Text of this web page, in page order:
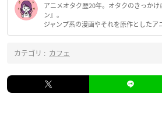
アニメオタク歴20年。オタクのきっか
ン』。
ジャンプ系の漫画やそれを原作としたア
カテゴリ : カフェ